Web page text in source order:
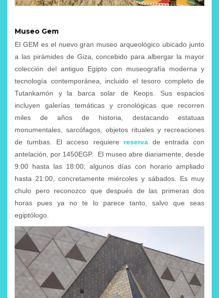
Museo Gem
El GEM es el nuevo gran museo arqueológico ubicado junto
a las pirámides de Giza, concebido para albergar la mayor
colección del antiguo Egipto con museografía moderna y
tecnología contemporánea, incluido el tesoro completo de
Tutankamón y la barca solar de Keops. Sus espacios
incluyen galerías temáticas y cronológicas que recorren
miles de años de historia, destacando estatuas
monumentales, sarcófagos, objetos rituales y recreaciones
de tumbas. El acceso requiere reservade entrada con
antelación, por 1450EGP. El museo abre diariamente, desde
9:00 hasta las 18:00; algunos días con horario ampliado
hasta 21:00, concretamente miércoles y sábados. Es muy
chulo pero reconozco que después de las primeras dos
horas pues ya no te lo parece tanto, salvo que seas
egiptólogo.